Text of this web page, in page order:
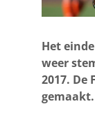
Het
weer
2017. De
gemaakt.